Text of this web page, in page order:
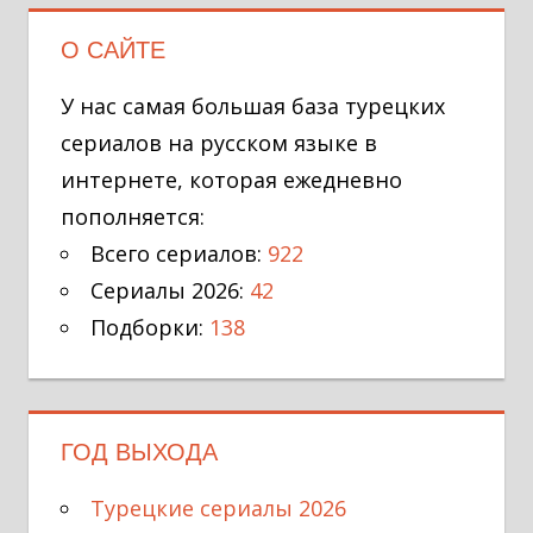
О САЙТЕ
У нас самая большая база турецких
сериалов на русском языке в
интернете, которая ежедневно
пополняется:
Всего сериалов: 922
Сериалы 2026: 42
Подборки: 138
ГОД ВЫХОДА
Турецкие сериалы 2026